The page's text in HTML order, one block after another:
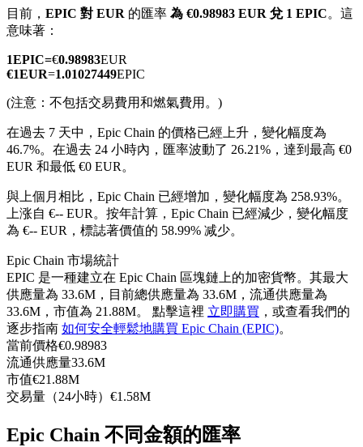
美股、外匯、貴金屬及大宗商品衍生性商品
USDC永續
多種以USDC結算的永續合約
跟單
目前， EPIC 對 EUR 的匯率 為 €0.98983 EUR 兌 1 EPIC。這
意味著：
1EPIC=€0.98983EUR
€1EUR=1.01027449EPIC
(注意：不包括交易費用和燃氣費用。)
在過去 7 天中，Epic Chain 的價格已經上升，變化幅度為
46.7%。 在過去 24 小時內，匯率波動了 26.21%，達到最高 €0
EUR 和最低 €0 EUR。
與上個月相比，Epic Chain 已經增加，變化幅度為 258.93%。
上涨自 €-- EUR。 按年計算，Epic Chain 已經減少，變化幅度
為 €-- EUR，標誌著價值的 58.99% 减少。
Epic Chain 市場統計
EPIC 是一種建立在 Epic Chain 區塊鏈上的加密貨幣。其最大
供應量為 33.6M，目前總供應量為 33.6M，流通供應量為
33.6M，市值為 21.88M。 點擊這裡 立即購買 ，或查看我們的
逐步指南 如何安全輕鬆地購買 Epic Chain (EPIC)。
當前價格€0.98983
流通供應量33.6M
市值€21.88M
交易量（24小時） €1.58M
Epic Chain 不同金額的匯率